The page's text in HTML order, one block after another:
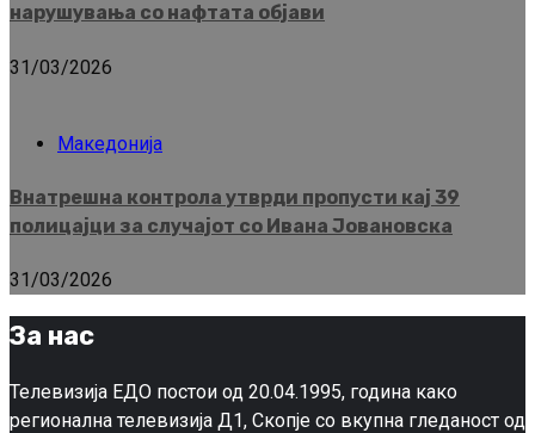
нарушувања со нафтата објави
31/03/2026
Македонија
Внатрешна контрола утврди пропусти кај 39
полицајци за случајот со Ивана Јовановска
31/03/2026
За нас
Телевизија ЕДО постои од 20.04.1995, година како
регионална телевизија Д1, Скопје со вкупна гледаност од